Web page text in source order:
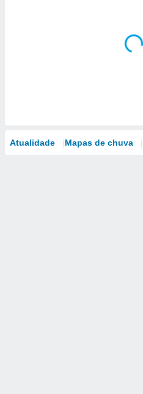
Atualidade Mapas de chuva